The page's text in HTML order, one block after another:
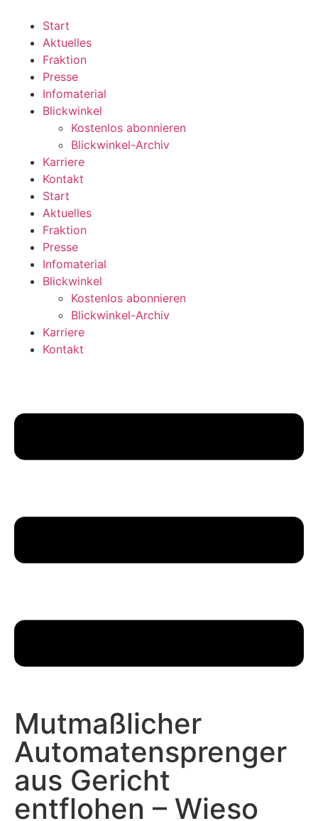
wechseln
Start
Aktuelles
Fraktion
Presse
Infomaterial
Blickwinkel
Kostenlos abonnieren
Blickwinkel-Archiv
Karriere
Kontakt
Start
Aktuelles
Fraktion
Presse
Infomaterial
Blickwinkel
Kostenlos abonnieren
Blickwinkel-Archiv
Karriere
Kontakt
Mutmaßlicher
Automatensprenger
aus Gericht
entflohen – Wieso